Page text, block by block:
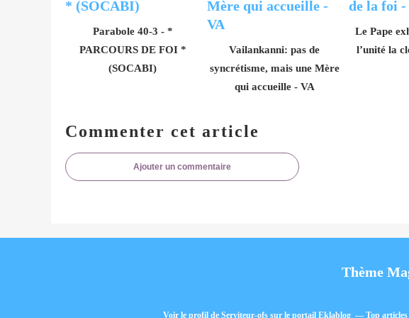
Parabole 40-3 - *
PARCOURS DE FOI *
(SOCABI)
Vailankanni: pas de
syncrétisme, mais une Mère
qui accueille - VA
Le Pape
l’unité la
Commenter cet article
Ajouter un commentaire
Thème
Voir le profil de Serviteur-ofssur le portail Eklablog Top articles